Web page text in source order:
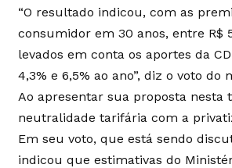
“O resultado indicou, com as
consumidor em 30 anos, entre R$
levados em conta os aportes da
4,3% e 6,5% ao ano”, diz o voto do
Ao apresentar sua proposta
neutralidade tarifária com a
Em seu voto, que está sendo
indicou que estimativas do